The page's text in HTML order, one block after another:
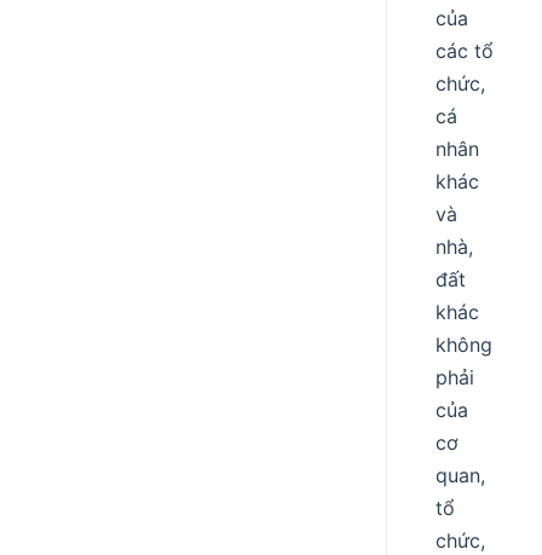
của
các tổ
chức,
cá
nhân
khác
và
nhà,
đất
khác
không
phải
của
cơ
quan,
tổ
chức,